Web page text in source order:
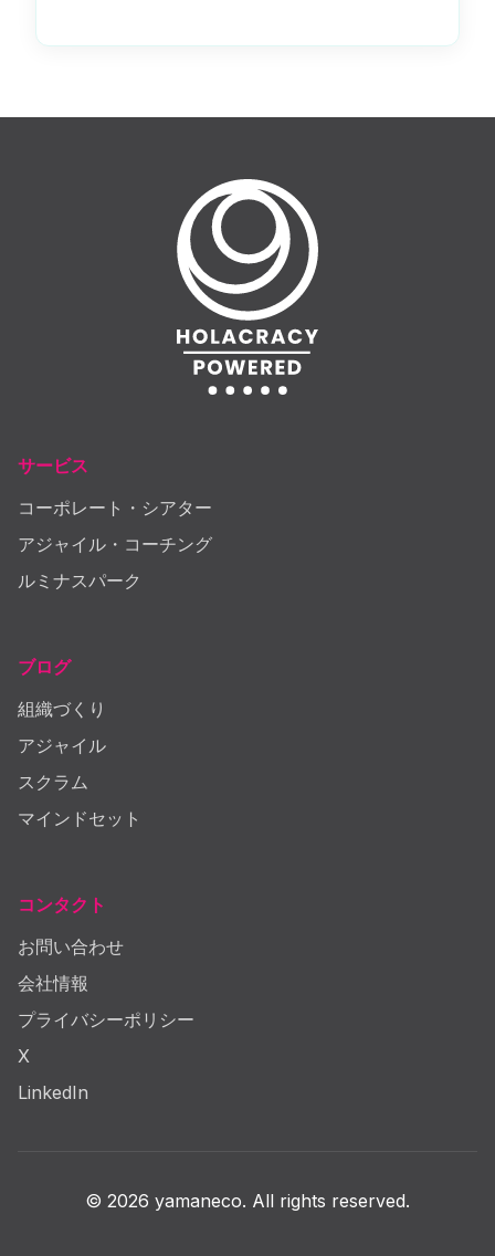
サービス
コーポレート・シアター
アジャイル・コーチング
ルミナスパーク
ブログ
組織づくり
アジャイル
スクラム
マインドセット
コンタクト
お問い合わせ
会社情報
プライバシーポリシー
X
LinkedIn
© 2026 yamaneco. All rights reserved.